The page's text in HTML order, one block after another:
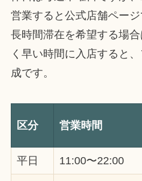
営業すると公式店舗ページ
長時間滞在を希望する場
く早い時間に入店すると
成です。
区分 営業時間
平日 11:00〜22:00